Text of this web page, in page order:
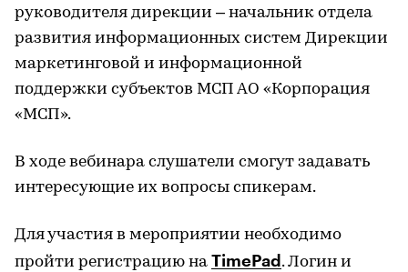
руководителя дирекции – начальник отдела
развития информационных систем Дирекции
маркетинговой и информационной
поддержки субъектов МСП АО «Корпорация
«МСП».
В ходе вебинара слушатели смогут задавать
интересующие их вопросы спикерам.
Для участия в мероприятии необходимо
пройти регистрацию на TimePad . Логин и